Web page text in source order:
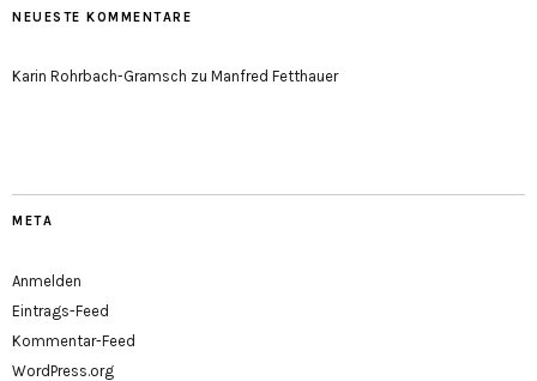
NEUESTE KOMMENTARE
Karin Rohrbach-Gramsch zu Manfred Fetthauer
META
Anmelden
Eintrags-Feed
Kommentar-Feed
WordPress.org